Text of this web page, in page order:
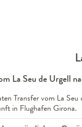
La Seu de Urgell
Transfer vom La
in Flughafen Girona.